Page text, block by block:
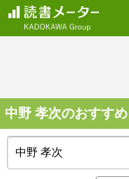
中野 孝次のおすす